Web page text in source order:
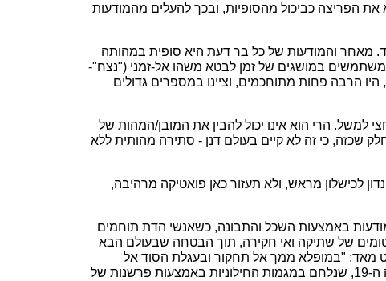
הפריצה כביכול מהסופיות, ובכך להעלים מהמודעות
מאחר והמודעות של כל בר דעת היא סופית במהותה
משתמשים במושגים של זמן לבטא משהו אל-זמני ("נצח"-
הרבה פחות מתוחכמים, וציינו במספרים גדולים
הרי הוא אינו יכול להבין את המובן/המהות של
שכזה, כי זה לא קיים בעולם דנן - סתירה מהותית ללא
לכישלון מראש, ולא תעזור כאן פואטיקה מרהיבה,
באמצעות השכל והתבונה, כשאנשי הדת תוחמים
של שתיקה ואי חקירה, תוך הבטחה שבעולם הבא
מאד: "במופלא ממך אל תחקור ובעגלת הסוד אל
תחרוש" [מלבי"ם, על יחזקאל פרק א פסוק א - הקדמה. (מלבי"ם- פרשן המקרא, מגדולי הרבנים במזרח אירופה במאה ה-19, שנלחם במגמות החילוניות באמצעות פרשנות של